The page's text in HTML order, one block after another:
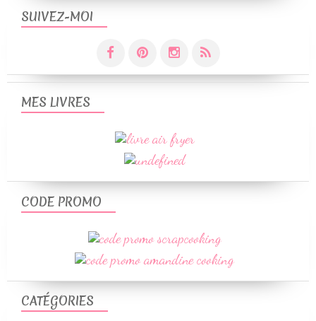
SUIVEZ-MOI
CATÉGORIES
MES LIVRES
CODE PROMO